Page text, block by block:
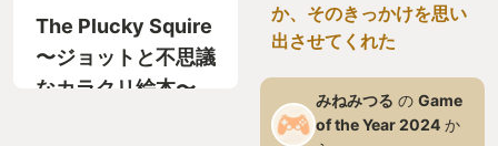
The Plucky Squire
〜ジョットと不思議
なカラクリ絵本〜
か、そのきっかけを思い
出させてくれた
みねみつる の Game
of the Year 2024 か